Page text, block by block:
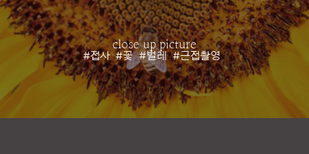
close up picture
#접사 #꽃 #벌레 #근접촬영